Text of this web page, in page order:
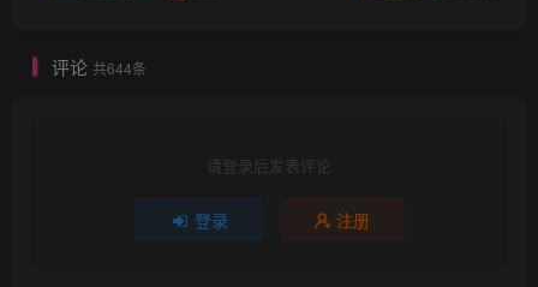
评论 共644条
请登录后发表评论
登录 注册